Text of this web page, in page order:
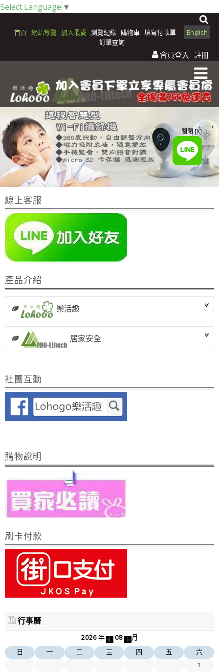
Select Language ▼
首頁 網站導覽 加入最愛 English
瀏覽紀錄 購物車 填寫付款單
訂單查詢
會員登入 註冊
線上客服
產品介紹
樂活趣
居家安全
社團互動
購物說明
刷卡付款
行事曆
2026年 08
月
日
一 二 三 四 五
六
1
關閉 [X]